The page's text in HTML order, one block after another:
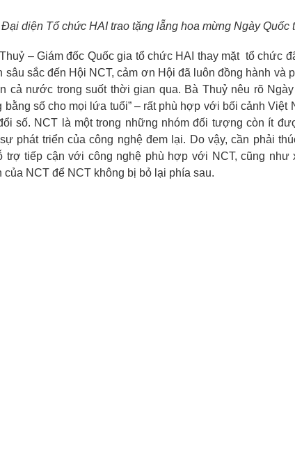
Đại diện Tổ chức HAI trao tặng lẵng hoa mừng Ngày Quốc
– Giám đốc Quốc gia tổ chức HAI thay mặt tổ chức
sâu sắc đến Hội NCT, cảm ơn Hội đã luôn đồng hành
cả nước trong suốt thời gian qua. Bà Thuỷ nêu rõ
bằng số cho mọi lứa tuổi” – rất phù hợp với bối cảnh
số. NCT là một trong những nhóm đối tượng còn ít
phát triển của công nghệ đem lại. Do vậy, cần phải
trợ tiếp cận với công nghệ phù hợp với NCT, cũng như
của NCT để NCT không bị bỏ lại phía sau.